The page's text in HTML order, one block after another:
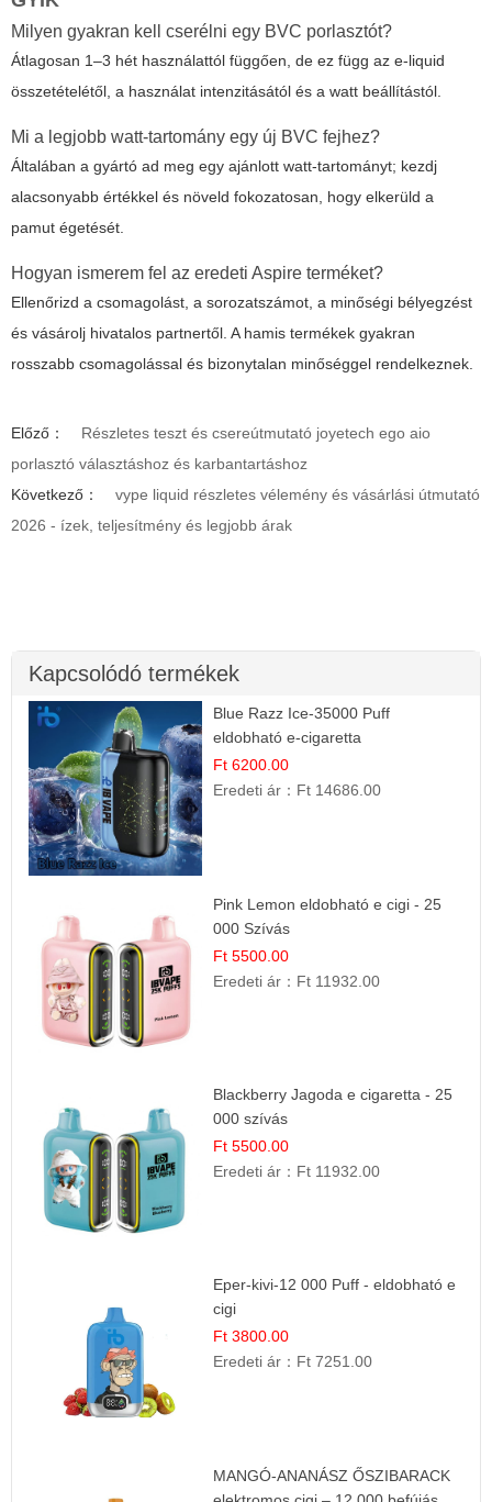
Milyen gyakran kell cserélni egy BVC porlasztót?
Átlagosan 1–3 hét használattól függően, de ez függ az e-liquid
összetételétől, a használat intenzitásától és a watt beállítástól.
Mi a legjobb watt-tartomány egy új BVC fejhez?
Általában a gyártó ad meg egy ajánlott watt-tartományt; kezdj
alacsonyabb értékkel és növeld fokozatosan, hogy elkerüld a
pamut égetését.
Hogyan ismerem fel az eredeti Aspire terméket?
Ellenőrizd a csomagolást, a sorozatszámot, a minőségi bélyegzést
és vásárolj hivatalos partnertől. A hamis termékek gyakran
rosszabb csomagolással és bizonytalan minőséggel rendelkeznek.
Előző：
Részletes teszt és csereútmutató joyetech ego aio
porlasztó választáshoz és karbantartáshoz
Következő：
vype liquid részletes vélemény és vásárlási útmutató
2026 - ízek, teljesítmény és legjobb árak
Kapcsolódó termékek
Blue Razz Ice-35000 Puff
eldobható e-cigaretta
Ft 6200.00
Eredeti ár： Ft 14686.00
Pink Lemon eldobható e cigi - 25
000 Szívás
Ft 5500.00
Eredeti ár： Ft 11932.00
Blackberry Jagoda e cigaretta - 25
000 szívás
Ft 5500.00
Eredeti ár： Ft 11932.00
Eper-kivi-12 000 Puff - eldobható e
cigi
Ft 3800.00
Eredeti ár： Ft 7251.00
MANGÓ-ANANÁSZ ŐSZIBARACK